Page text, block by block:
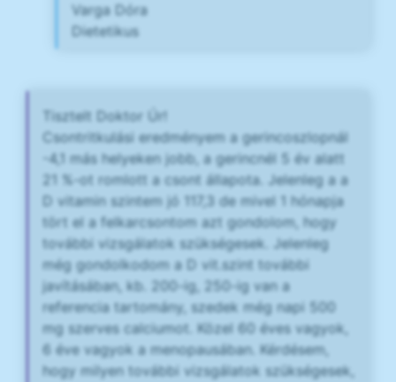
Varga Dóra
Dietetikus
Tisztelt Doktor Úr!
Csontritkulási eredményem a gerincoszlopnál
-4,1 más helyeken jobb, a gerincnél 5 év alatt
21 %-ot romlott a csont állapota. Jelenleg a a
D vitamin szintem jó 117,3 de mivel 1 hónapja
tört el a felkarcsontom azt gondolom, hogy
további vizsgálatok szükségesek. Jelenleg
még gondolkodom a D vit.szint további
javításában, kb. 200-ig, 250-ig van a
referencia tartomány, szedek még napi 500
mg szerves calciumot. Közel 60 éves vagyok,
6 éve vagyok a menopausában. Kérdésem,
hogy milyen további vizsgálatok szükségesek,